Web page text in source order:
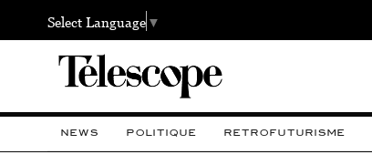
Select Language▼
NEWS POLITIQUE RETROFUTURISME